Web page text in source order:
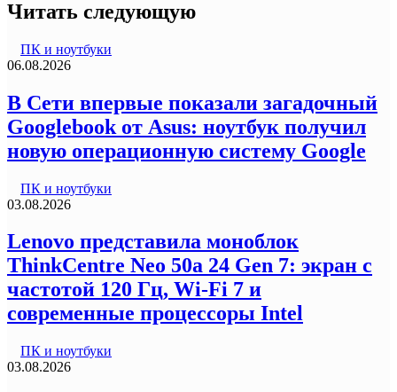
Читать следующую
ПК и ноутбуки
06.08.2026
В Сети впервые показали загадочный
Googlebook от Asus: ноутбук получил
новую операционную систему Google
ПК и ноутбуки
03.08.2026
Lenovo представила моноблок
ThinkCentre Neo 50a 24 Gen 7: экран с
частотой 120 Гц, Wi-Fi 7 и
современные процессоры Intel
ПК и ноутбуки
03.08.2026